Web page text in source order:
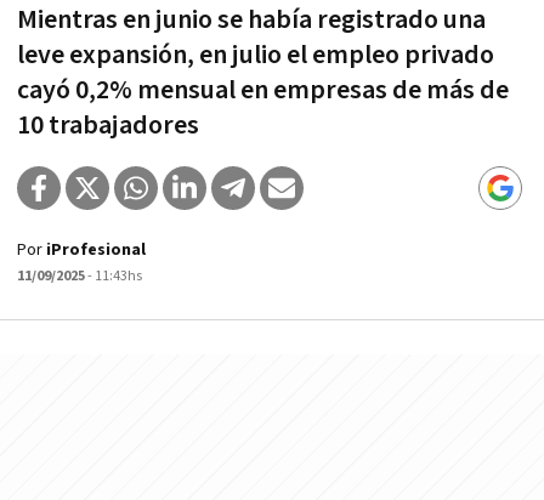
Mientras en junio se había registrado una
leve expansión, en julio el empleo privado
cayó 0,2% mensual en empresas de más de
10 trabajadores
Por iProfesional
11/09/2025- 11:43hs